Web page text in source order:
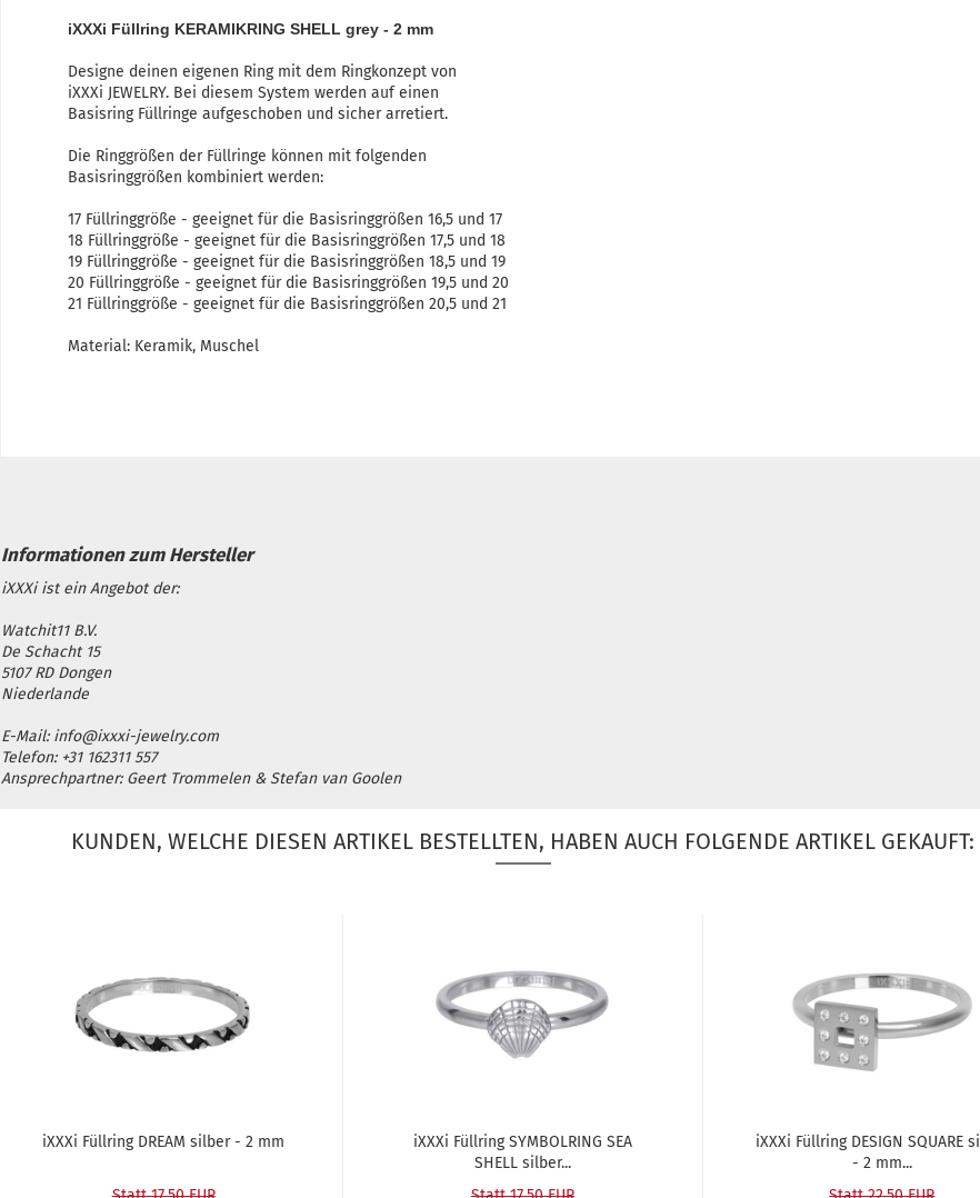
iXXXi Füllring KERAMIKRING SHELL grey - 2 mm
Designe deinen eigenen Ring mit dem Ringkonzept von
iXXXi JEWELRY. Bei diesem System werden auf einen
Basisring Füllringe aufgeschoben und sicher arretiert.
Die Ringgrößen der Füllringe können mit folgenden
Basisringgrößen kombiniert werden:
17 Füllringgröße - geeignet für die Basisringgrößen 16,5 und 17
18 Füllringgröße - geeignet für die Basisringgrößen 17,5 und 18
19 Füllringgröße - geeignet für die Basisringgrößen 18,5 und 19
20 Füllringgröße - geeignet für die Basisringgrößen 19,5 und 20
21 Füllringgröße - geeignet für die Basisringgrößen 20,5 und 21
Material: Keramik, Muschel
iXXXi ist ein Angebot der:
Watchit11 B.V.
De Schacht 15
5107 RD Dongen
Niederlande
E-Mail: info@ixxxi-jewelry.com
Telefon: +31 162311 557
Ansprechpartner: Geert Trommelen & Stefan van Goolen
KUNDEN, WELCHE DIESEN ARTIKEL BESTELLTEN, HABEN AUCH FOLGENDE ARTIKEL GEKAUFT:
iXXXi Füll­ring DREAM sil­ber - 2 mm
iXXXi Füll­ring SYM­BOL­RING SEA
SHELL sil­ber...
iXXXi Füll­ring DE­SIGN SQUA­RE
- 2 mm...